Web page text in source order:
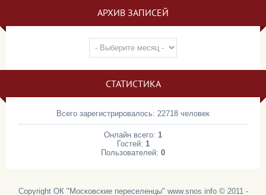
АРХИВ ЗАПИСЕЙ
СТАТИСТИКА
Всего зарегистрировалось: 22718 человек
Онлайн всего: 1
Гостей: 1
Пользователей: 0
Copyright ОК "Московские переселенцы" www.snos.info © 2011 -